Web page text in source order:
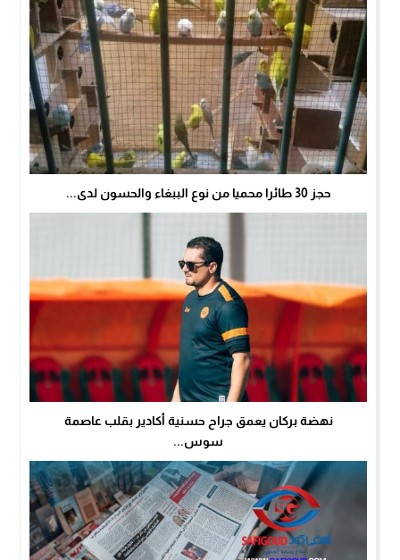
حجز 30 طائرا محميا من نوع الببغاء والحسون لدى...
نهضة بركان يعمق جراح حسنية أكادير بقلب عاصمة
سوس...